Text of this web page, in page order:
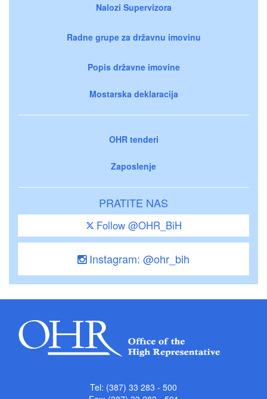
Nalozi Supervizora
Radne grupe za državnu imovinu
Popis državne imovine
Mostarska deklaracija
OHR tenderi
Zaposlenje
PRATITE NAS
Follow @OHR_BiH
Instagram: @ohr_bih
Tel: (387) 33 283 - 500